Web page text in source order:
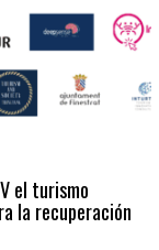
el turismo
la recuperación